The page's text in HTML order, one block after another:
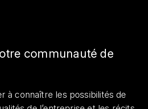
communauté de
à connaître les possibilités de